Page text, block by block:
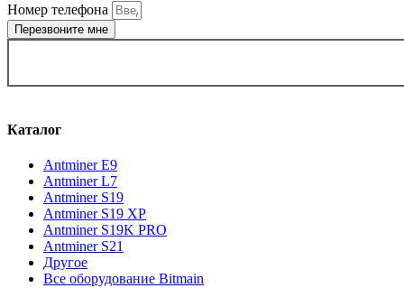
Номер телефона
Перезвоните мне
Каталог
Antminer E9
Antminer L7
Antminer S19
Antminer S19 XP
Antminer S19K PRO
Antminer S21
Другое
Все оборудование Bitmain